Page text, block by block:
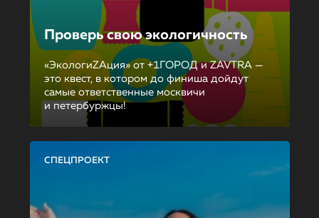
Проверь свою экологичность
«ЭкологиZAция» от +1ГОРОД и ZAVTRA —
это квест, в котором до финиша дойдут
самые ответственные москвичи
и петербуржцы!
СПЕЦПРОЕКТ